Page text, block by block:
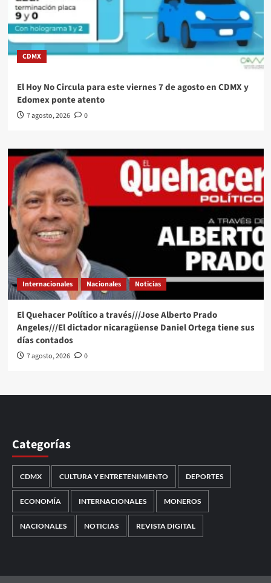
CDMX
El Hoy No Circula para este viernes 7 de agosto en CDMX y
Edomex ponte atento
7 agosto, 2026 0
Internacionales Nacionales Noticias
El Quehacer Político a través///Jose Alberto Prado
Angeles///El dictador nicaragüense Daniel Ortega tiene sus
días contados
7 agosto, 2026 0
Categorías
CDMX CULTURA Y ENTRETENIMIENTO DEPORTES
ECONOMÍA INTERNACIONALES MONEROS
NACIONALES NOTICIAS REVISTA DIGITAL